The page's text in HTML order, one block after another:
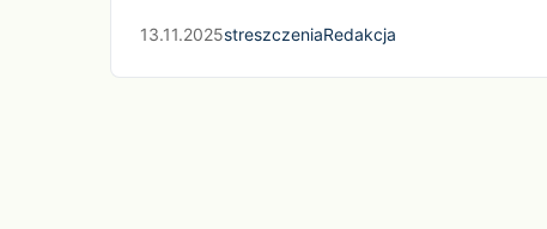
13.11.2025streszczeniaRedakcja